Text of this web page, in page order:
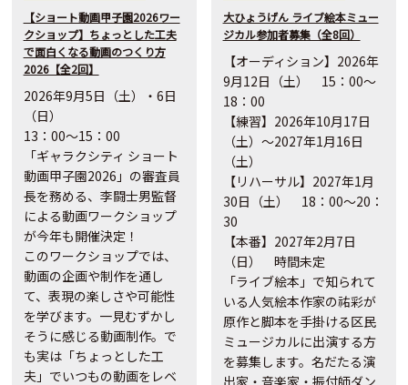
【ショート動画甲子園2026ワー
クショップ】ちょっとした工夫
で面白くなる動画のつくり方
2026【全2回】
2026年9月5日（土）・6日
（日）
13：00～15：00
「ギャラクシティ ショート
動画甲子園2026」の審査員
長を務める、 李闘士男監督
による動画ワークショップ
が今年も開催決定！
このワークショップでは、
動画の企画や制作を通し
て、表現の楽しさや可能性
を学びます。一見むずかし
そうに感じる動画制作。で
も実は「ちょっとした工
夫」でいつもの動画をレベ
大ひょうげん ライブ絵本ミュー
ジカル参加者募集（全8回）
【オーディション】2026年
9月12日（土） 15：00～
18：00
【練習】2026年10月17日
（土）～2027年1月16日
（土）
【リハーサル】2027年1月
30日（土） 18：00～20：
30
【本番】2027年2月7日
（日） 時間未定
「ライブ絵本」で知られて
いる人気絵本作家の祐彩が
原作と脚本を手掛ける区民
ミュージカルに出演する方
を募集します。名だたる演
出家・音楽家・振付師ダン